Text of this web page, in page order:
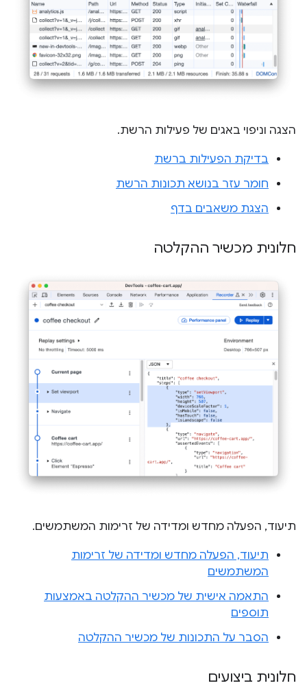
הצגה וניפוי באגים של פעילות הרשת.
בדיקת הפעילות ברשת
חומר עזר בנושא תכונות הרשת
הצגת משאבים בדף
חלונית מכשיר ההקלטה
תיעוד, הפעלה מחדש ומדידה של זרימות המשתמשים.
תיעוד, הפעלה מחדש ומדידה של זרימות
המשתמשים
התאמה אישית של מכשיר ההקלטה באמצעות
תוספים
הסבר על התכונות של מכשיר ההקלטה
חלונית ביצועים